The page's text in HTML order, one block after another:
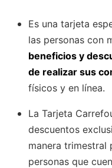
Es una tarjeta
las personas con
beneficios y
de realizar sus
físicos y en línea.
La Tarjeta
descuentos
manera trimestral
personas que